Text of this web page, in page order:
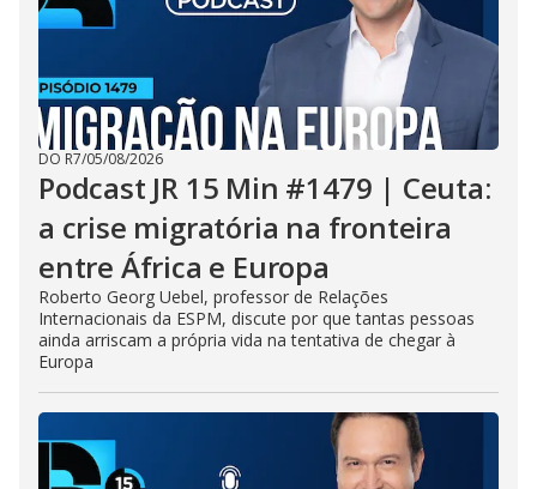
DO R7/05/08/2026
Podcast JR 15 Min #1479 | Ceuta:
a crise migratória na fronteira
entre África e Europa
Roberto Georg Uebel, professor de Relações
Internacionais da ESPM, discute por que tantas pessoas
ainda arriscam a própria vida na tentativa de chegar à
Europa